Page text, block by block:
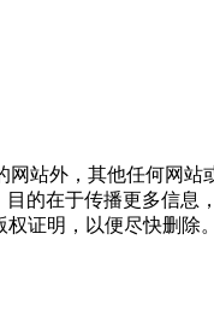
站外，其他任何网站
的在于传播更多信息
证明，以便尽快删除。